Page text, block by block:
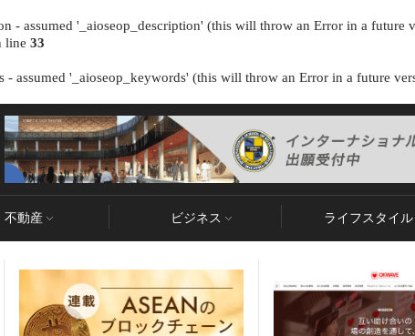
- assumed '_aioseop_description' (this will throw an Error in a future
line 33
- assumed '_aioseop_keywords' (this will throw an Error in a future
不動産 ビジネス ライフスタイル